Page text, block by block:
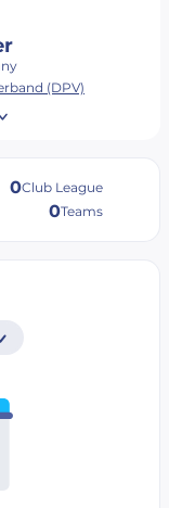
(DPV)
0Club League
0Teams